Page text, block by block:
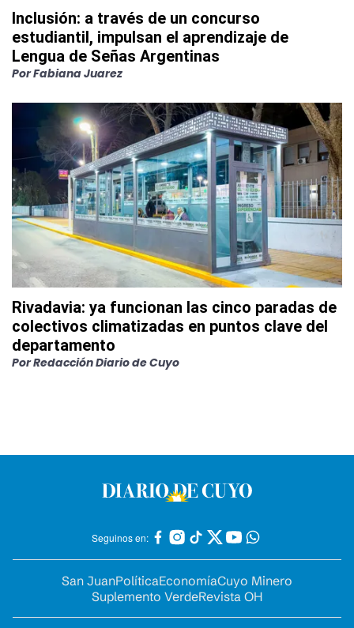
Inclusión: a través de un concurso
estudiantil, impulsan el aprendizaje de
Lengua de Señas Argentinas
PorFabiana Juarez
Rivadavia: ya funcionan las cinco paradas de
colectivos climatizadas en puntos clave del
departamento
PorRedacción Diario de Cuyo
Seguinos en:
San JuanPolíticaEconomíaCuyo Minero
Suplemento VerdeRevista OH